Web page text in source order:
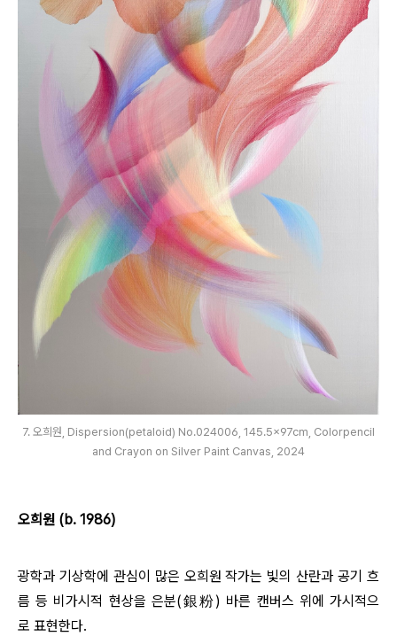
7. 오희원, Dispersion(petaloid) No.024006, 145.5x97cm, Colorpencil
and Crayon on Silver Paint Canvas, 2024
오희원 (b. 1986)
광학과 기상학에 관심이 많은 오희원 작가는 빛의 산란과 공기 흐
름 등 비가시적 현상을 은분(銀粉) 바른 캔버스 위에 가시적으
로 표현한다.